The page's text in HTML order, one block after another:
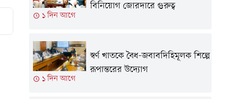
১ দিন আগে
বিনিয়োগ জোরদারে গুরুত্ব
১ দিন আগে
স্বর্ণ খাতকে বৈধ-জবাবদিহিমূলক শিল্পে
রূপান্তরের উদ্যোগ